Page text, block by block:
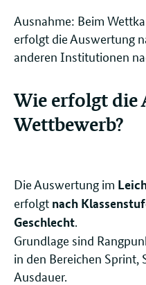
Ausnahme: Beim
erfolgt die Auswertung
anderen Institutionen
Wie erfolgt die
Wettbewerb?
Die Auswertung im
erfolgt nach
Geschlecht
Grundlage sind
in den Bereichen
Ausdauer.